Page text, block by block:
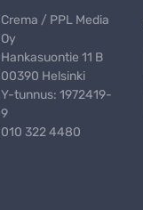
Crema / PPL Media
Oy
Hankasuontie 11 B
00390 Helsinki
Y-tunnus: 1972419-
9
010 322 4480